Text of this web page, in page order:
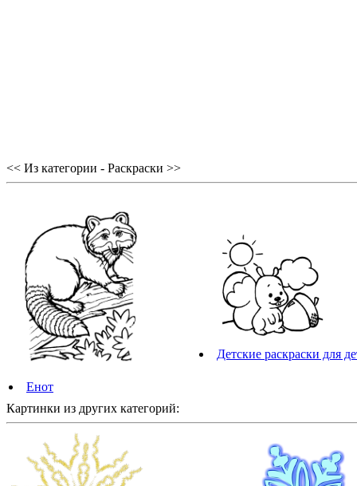
<< Из категории - Раскраски >>
Енот
Детские раскраски для
Картинки из других категорий: